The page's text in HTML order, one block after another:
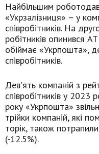
Найбільшим
«Укрзалізниця» – у
співробітників. На
робітників опинився
обіймає «Укрпошта»,
співробітників.
Дев'ять компаній з
співробітників у 2023
року «Укрпошта»
трійки компаній, які
торік, також
(-12.5%).